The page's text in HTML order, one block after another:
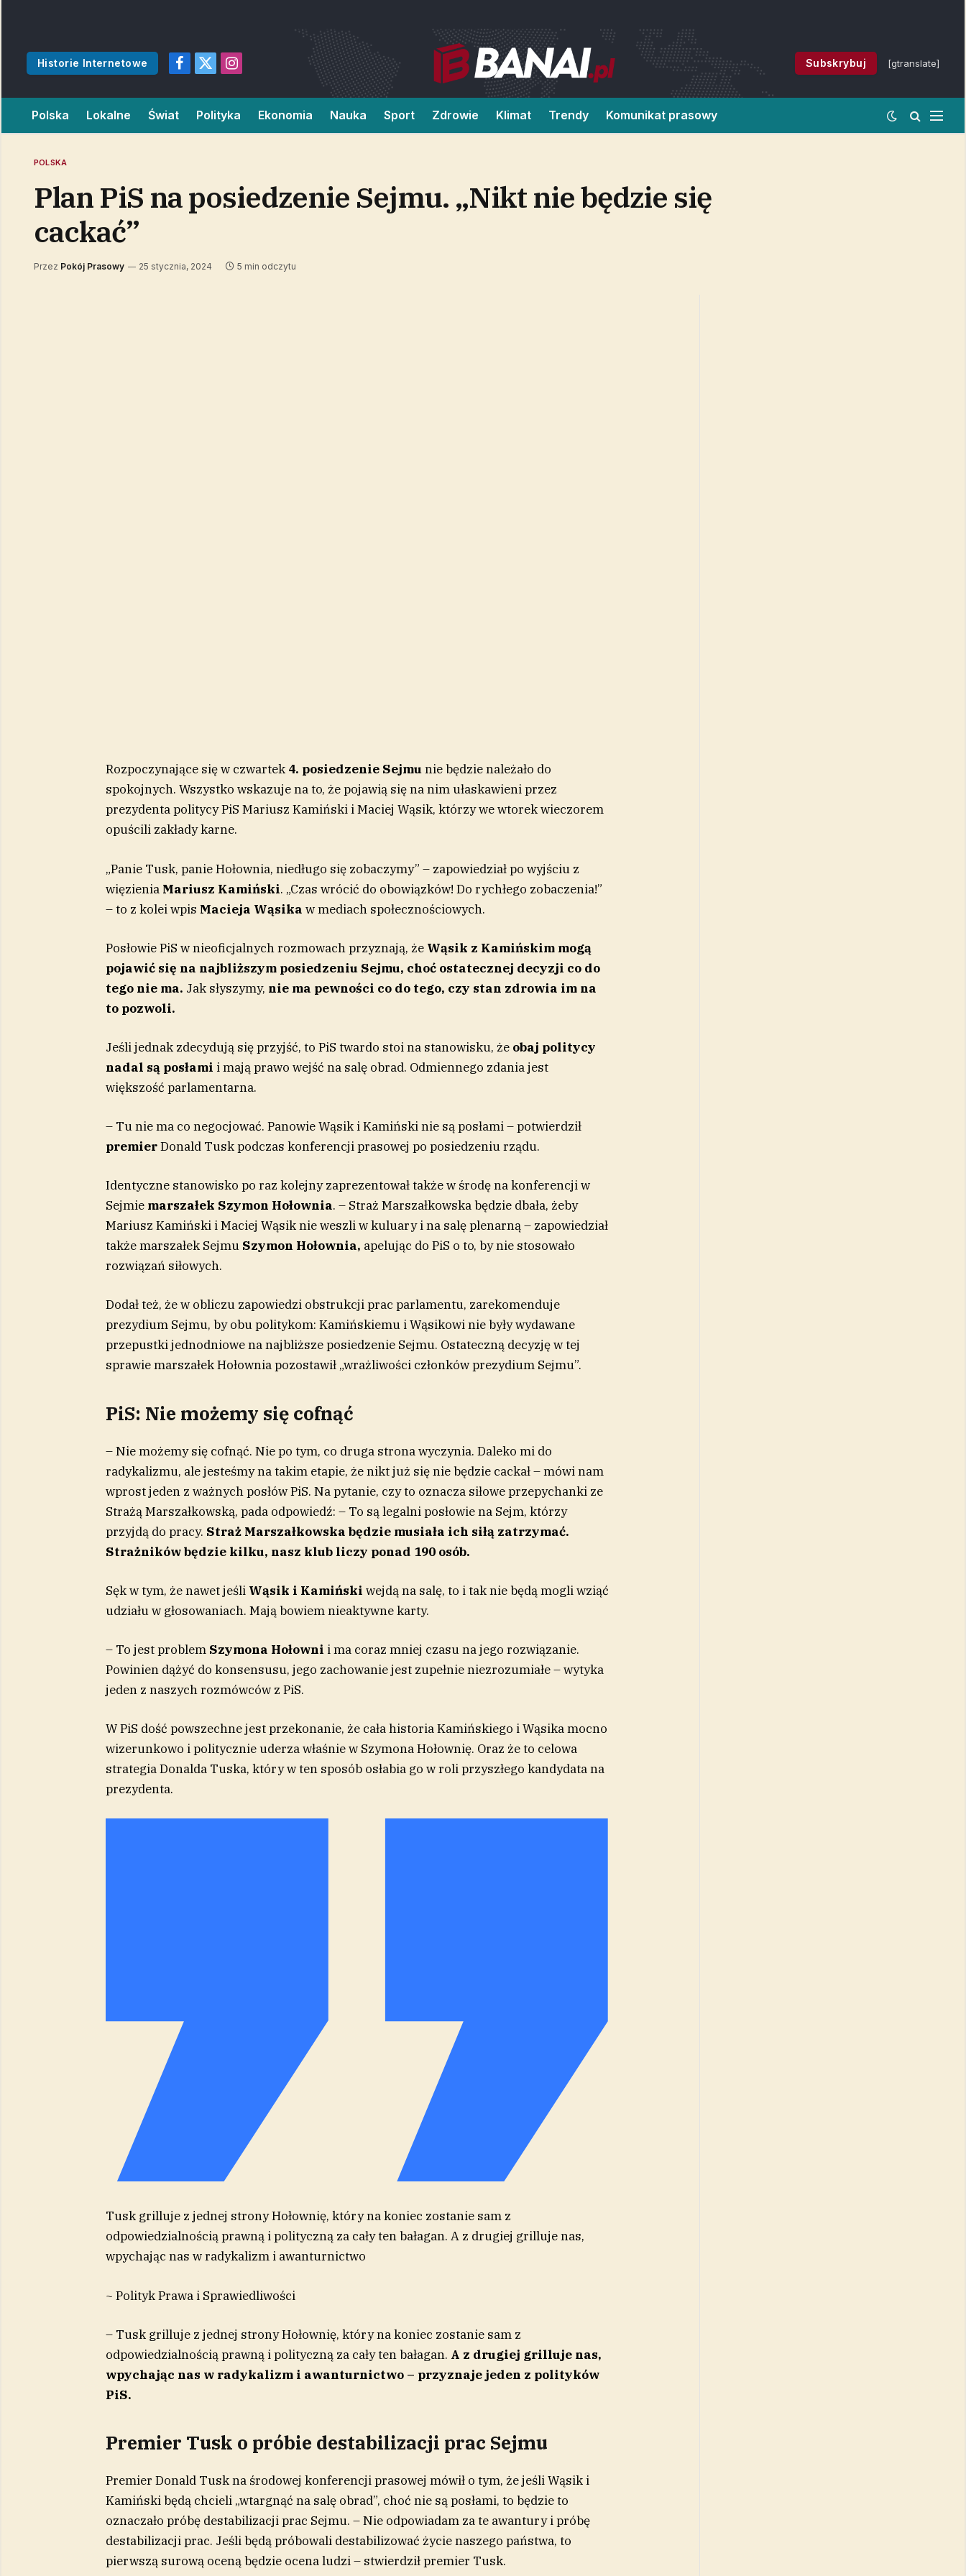
Historie Internetowe
Facebook
X
Instagram
Subskrybuj [gtranslate]
Polska Lokalne Świat Polityka Ekonomia Nauka Sport Zdrowie Klimat Trendy Komunikat prasowy
POLSKA
Plan PiS na posiedzenie Sejmu. „Nikt nie będzie się
cackać”
Przez Pokój Prasowy 25 stycznia, 2024 5 min odczytu
Rozpoczynające się w czwartek 4. posiedzenie Sejmunie będzie należało do
spokojnych. Wszystko wskazuje na to, że pojawią się na nim ułaskawieni przez
prezydenta politycy PiS Mariusz Kamiński i Maciej Wąsik, którzy we wtorek wieczorem
opuścili zakłady karne.
„Panie Tusk, panie Hołownia, niedługo się zobaczymy” – zapowiedział po wyjściu z
więzienia Mariusz Kamiński. „Czas wrócić do obowiązków! Do rychłego zobaczenia!”
– to z kolei wpis Macieja Wąsika w mediach społecznościowych.
Posłowie PiS w nieoficjalnych rozmowach przyznają, że Wąsik z Kamińskim mogą
pojawić się na najbliższym posiedzeniu Sejmu, choć ostatecznej decyzji co do
tego nie ma. Jak słyszymy, nie ma pewności co do tego, czy stan zdrowia im na
to pozwoli.
Jeśli jednak zdecydują się przyjść, to PiS twardo stoi na stanowisku, że obaj politycy
nadal są posłami i mają prawo wejść na salę obrad. Odmiennego zdania jest
większość parlamentarna.
– Tu nie ma co negocjować. Panowie Wąsik i Kamiński nie są posłami – potwierdził
premierDonald Tusk podczas konferencji prasowej po posiedzeniu rządu.
Identyczne stanowisko po raz kolejny zaprezentował także w środę na konferencji w
Sejmie marszałek Szymon Hołownia. – Straż Marszałkowska będzie dbała, żeby
Mariusz Kamiński i Maciej Wąsik nie weszli w kuluary i na salę plenarną – zapowiedział
także marszałek Sejmu Szymon Hołownia, apelując do PiS o to, by nie stosowało
rozwiązań siłowych.
Dodał też, że w obliczu zapowiedzi obstrukcji prac parlamentu, zarekomenduje
prezydium Sejmu, by obu politykom: Kamińskiemu i Wąsikowi nie były wydawane
przepustki jednodniowe na najbliższe posiedzenie Sejmu. Ostateczną decyzję w tej
sprawie marszałek Hołownia pozostawił „wrażliwości członków prezydium Sejmu”.
PiS: Nie możemy się cofnąć
– Nie możemy się cofnąć. Nie po tym, co druga strona wyczynia. Daleko mi do
radykalizmu, ale jesteśmy na takim etapie, że nikt już się nie będzie cackał – mówi nam
wprost jeden z ważnych posłów PiS. Na pytanie, czy to oznacza siłowe przepychanki ze
Strażą Marszałkowską, pada odpowiedź: – To są legalni posłowie na Sejm, którzy
przyjdą do pracy. Straż Marszałkowska będzie musiała ich siłą zatrzymać.
Strażników będzie kilku, nasz klub liczy ponad 190 osób.
Sęk w tym, że nawet jeśli Wąsik i Kamiński wejdą na salę, to i tak nie będą mogli wziąć
udziału w głosowaniach. Mają bowiem nieaktywne karty.
– To jest problem Szymona Hołowni i ma coraz mniej czasu na jego rozwiązanie.
Powinien dążyć do konsensusu, jego zachowanie jest zupełnie niezrozumiałe – wytyka
jeden z naszych rozmówców z PiS.
W PiS dość powszechne jest przekonanie, że cała historia Kamińskiego i Wąsika mocno
wizerunkowo i politycznie uderza właśnie w Szymona Hołownię. Oraz że to celowa
strategia Donalda Tuska, który w ten sposób osłabia go w roli przyszłego kandydata na
prezydenta.
Tusk grilluje z jednej strony Hołownię, który na koniec zostanie sam z
odpowiedzialnością prawną i polityczną za cały ten bałagan. A z drugiej grilluje nas,
wpychając nas w radykalizm i awanturnictwo
~ Polityk Prawa i Sprawiedliwości
– Tusk grilluje z jednej strony Hołownię, który na koniec zostanie sam z
odpowiedzialnością prawną i polityczną za cały ten bałagan. A z drugiej grilluje nas,
wpychając nas w radykalizm i awanturnictwo – przyznaje jeden z polityków
PiS.
Premier Tusk o próbie destabilizacji prac Sejmu
Premier Donald Tusk na środowej konferencji prasowej mówił o tym, że jeśli Wąsik i
Kamiński będą chcieli „wtargnąć na salę obrad”, choć nie są posłami, to będzie to
oznaczało próbę destabilizacji prac Sejmu. – Nie odpowiadam za te awantury i próbę
destabilizacji prac. Jeśli będą próbowali destabilizować życie naszego państwa, to
pierwszą surową oceną będzie ocena ludzi – stwierdził premier Tusk.